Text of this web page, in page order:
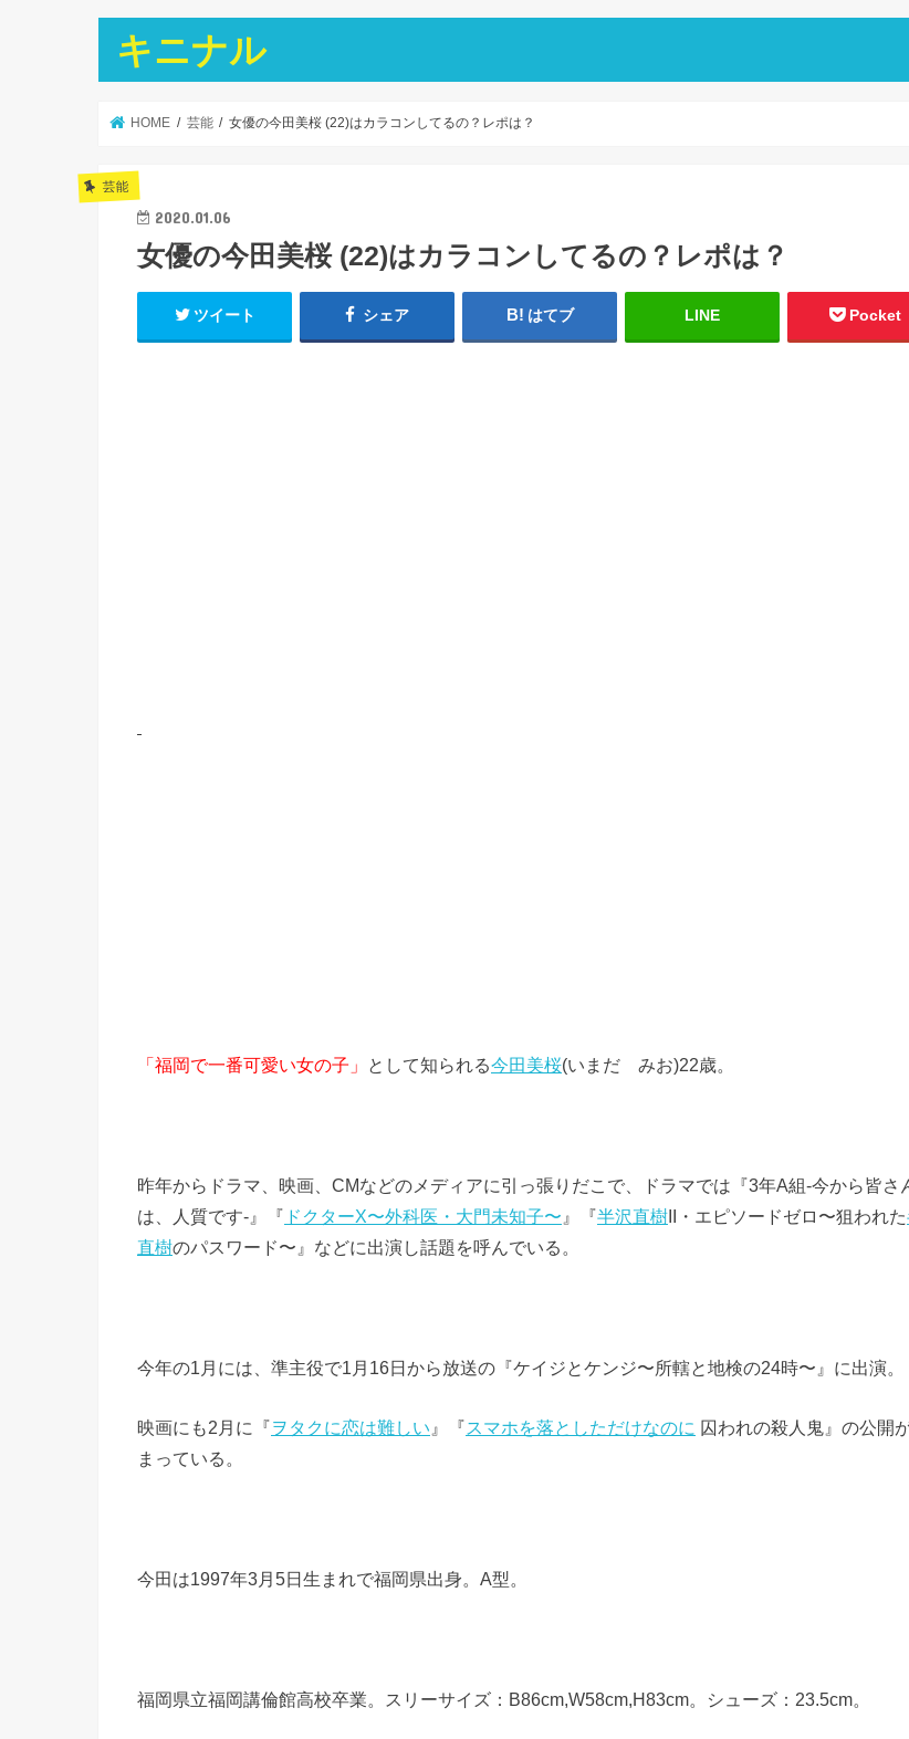
キニナル
HOME 芸能 女優の今田美桜 (22)はカラコンしてるの？レポは？
芸能
2020.01.06
女優の今田美桜 (22)はカラコンしてるの？レポは？
ツイート シェア はてブ LINE Pocket
「福岡で一番可愛い女の子」 として知られる今田美桜(いまだ みお)22歳。
昨年からドラマ、映画、CMなどのメディアに引っ張りだこで、ドラマでは『3年A組-今から皆さ
は、人質です-』『 ドクターX〜外科医・大門未知子〜 』『半沢直樹II・エピソードゼロ〜狙われた
直樹のパスワード〜』などに出演し話題を呼んでいる。
今年の1月には、準主役で1月16日から放送の『ケイジとケンジ〜所轄と地検の24時〜』に出演。
映画にも2月に『ヲタクに恋は難しい 』『スマホを落としただけなのに 囚われの殺人鬼』の公開
まっている。
今田は1997年3月5日生まれで福岡県出身。A型。
福岡県立福岡講倫館高校卒業。スリーサイズ：B86cm,W58cm,H83cm。シューズ：23.5cm。